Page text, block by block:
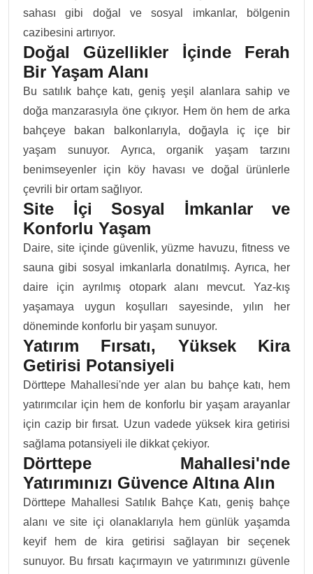
sahası gibi doğal ve sosyal imkanlar, bölgenin
cazibesini artırıyor.
Doğal Güzellikler İçinde Ferah
Bir Yaşam Alanı
Bu satılık bahçe katı, geniş yeşil alanlara sahip ve
doğa manzarasıyla öne çıkıyor. Hem ön hem de arka
bahçeye bakan balkonlarıyla, doğayla iç içe bir
yaşam sunuyor. Ayrıca, organik yaşam tarzını
benimseyenler için köy havası ve doğal ürünlerle
çevrili bir ortam sağlıyor.
Site İçi Sosyal İmkanlar ve
Konforlu Yaşam
Daire, site içinde güvenlik, yüzme havuzu, fitness ve
sauna gibi sosyal imkanlarla donatılmış. Ayrıca, her
daire için ayrılmış otopark alanı mevcut. Yaz-kış
yaşamaya uygun koşulları sayesinde, yılın her
döneminde konforlu bir yaşam sunuyor.
Yatırım Fırsatı, Yüksek Kira
Getirisi Potansiyeli
Dörttepe Mahallesi'nde yer alan bu bahçe katı, hem
yatırımcılar için hem de konforlu bir yaşam arayanlar
için cazip bir fırsat. Uzun vadede yüksek kira getirisi
sağlama potansiyeli ile dikkat çekiyor.
Dörttepe Mahallesi'nde
Yatırımınızı Güvence Altına Alın
Dörttepe Mahallesi Satılık Bahçe Katı, geniş bahçe
alanı ve site içi olanaklarıyla hem günlük yaşamda
keyif hem de kira getirisi sağlayan bir seçenek
sunuyor. Bu fırsatı kaçırmayın ve yatırımınızı güvenle